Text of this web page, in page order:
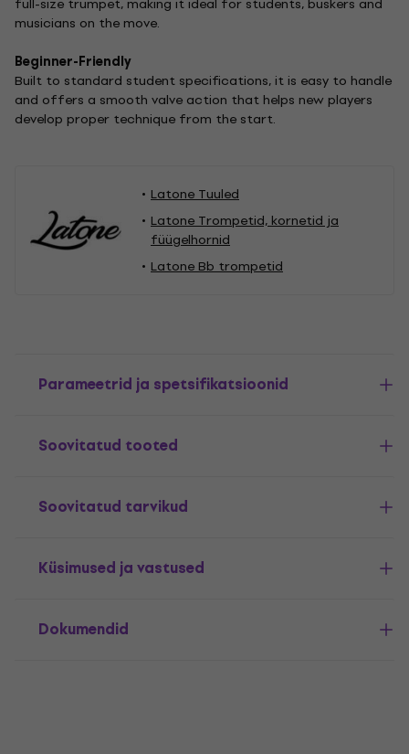
musicians on the move.
Beginner-Friendly
Built to standard student specifications, it is easy to handle
and offers a smooth valve action that helps new players
develop proper technique from the start.
Latone Tuuled
Latone Trompetid, kornetid ja
füügelhornid
Latone Bb trompetid
Parameetrid ja spetsifikatsioonid
Soovitatud tooted
Soovitatud tarvikud
Küsimused ja vastused
Dokumendid